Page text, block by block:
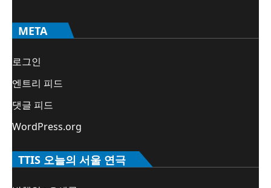
META
로그인
엔트리 피드
댓글 피드
WordPress.org
TTIS 오늘의 서울 연극